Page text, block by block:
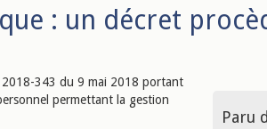
: un décret
2018-343 du 9 mai 2018 portant
permettant la gestion
Paru